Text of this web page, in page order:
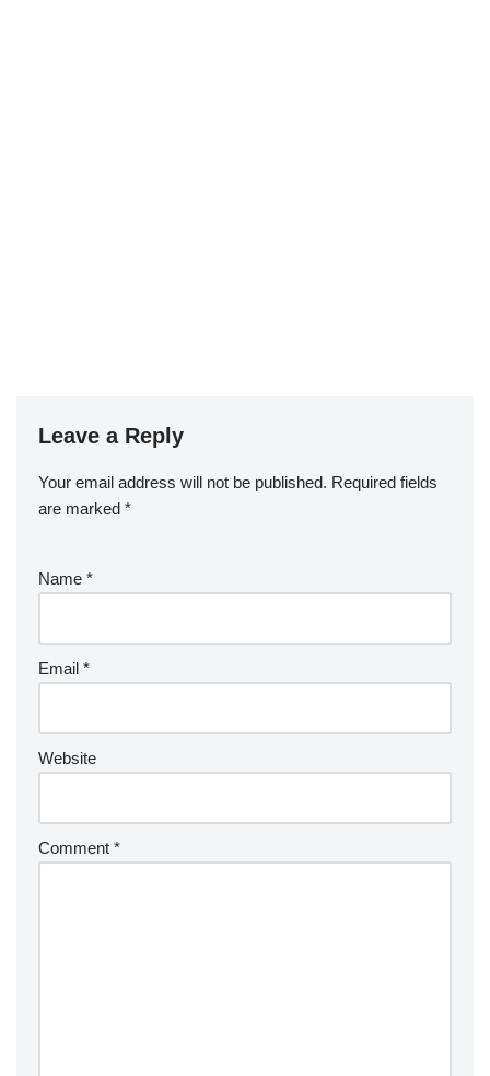
Leave a Reply
Your email address will not be published. Required fields
are marked *
Name *
Email *
Website
Comment *